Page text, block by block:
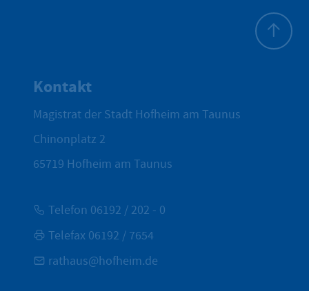
Kontakt
Magistrat der Stadt Hofheim am Taunus
Chinonplatz 2
65719 Hofheim am Taunus
Telefon 06192 / 202 - 0
Telefax 06192 / 7654
rathaus@hofheim.de